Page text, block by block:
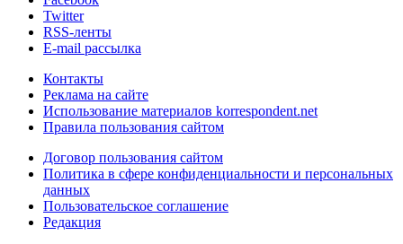
Twitter
RSS-ленты
E-mail рассылка
Контакты
Реклама на сайте
Использование материалов korrespondent.net
Правила пользования сайтом
Договор пользования сайтом
Политика в сфере конфиденциальности и персональных
данных
Пользовательское соглашение
Редакция